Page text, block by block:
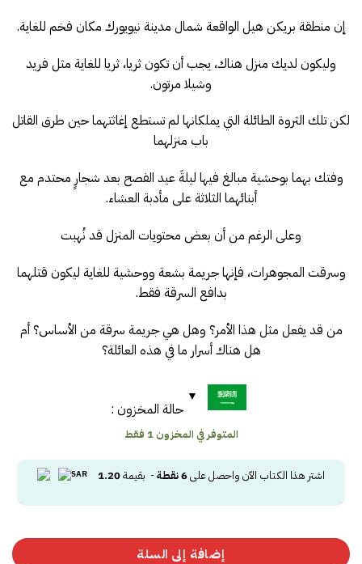
إن منطقة بريكن هيل الواقعة شمال مدينة نيويورك مكان فخم للغاية.
وليكون لديك منزل هناك، يجب أن تكون ثريا، ثريا للغاية مثل فريد
وشيلا مرتون.
لكن تلك الثروة الطائلة التي يملكانها لم تستطع إغاثتهما حين طرق القاتل
باب منزلهما
وفتك بهما بوحشية مبالغ فيها ليلةَ عيد الفصح بعد شجارٍ محتدم مع
أبنائهما الثلاثة على مأدبة العشاء.
وعلى الرغم من أن بعض محتويات المنزل قد نُهبت
وسرقت المجوهرات، فإنها جريمة بشعة ووحشية للغاية ليكون قتلهما
بدافع السرقة فقط.
من قد يفعل مثل هذا الأمر؟ وهل هي جريمة سرقة من الأساس؟ أم
هل هناك أسرار ما في هذه العائلة؟
حالة المخزون :
المتوفر في المخزون 1 فقط
اشتر هذا الكتاب الآن واحصل على6نقطة - بقيمة1.20
إضافة إلى السلة